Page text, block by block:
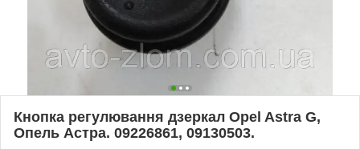
Кнопка регулювання дзеркал Opel Astra G,
Опель Астра. 09226861, 09130503.